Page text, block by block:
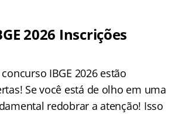
2026 Inscrições
IBGE 2026 estão
Se você está de olho em uma
redobrar a atenção! Isso